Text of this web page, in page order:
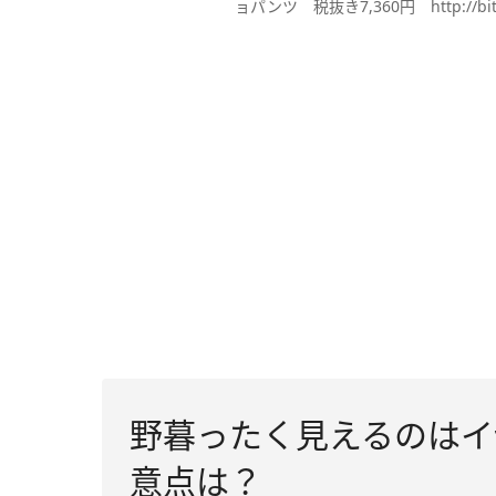
ョパンツ 税抜き7,360円 http://
野暮ったく見えるのは
意点は？